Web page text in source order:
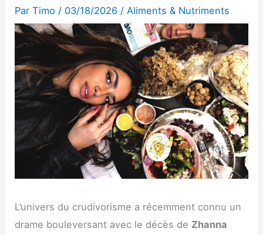
ParTimo / 03/18/2026 /Aliments & Nutriments
L’univers du crudivorisme a récemment connu un
drame bouleversant avec le décès de Zhanna